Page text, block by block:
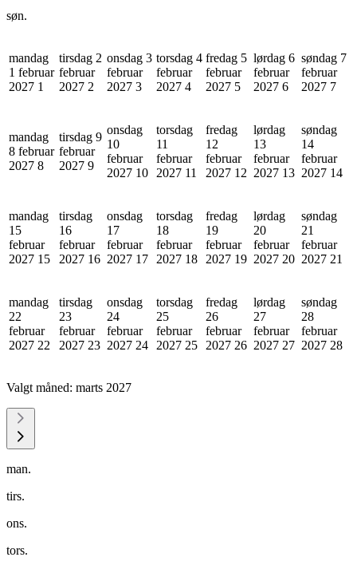
søn.
mandag
1 februar
2027 1
tirsdag 2
februar
2027 2
onsdag 3
februar
2027 3
torsdag 4
februar
2027 4
fredag 5
februar
2027 5
lørdag 6
februar
2027 6
søndag 7
februar
2027 7
mandag
8 februar
2027 8
tirsdag 9
februar
2027 9
onsdag
10
februar
2027 10
torsdag
11
februar
2027 11
fredag
12
februar
2027 12
lørdag
13
februar
2027 13
søndag
14
februar
2027 14
mandag
15
februar
2027 15
tirsdag
16
februar
2027 16
onsdag
17
februar
2027 17
torsdag
18
februar
2027 18
fredag
19
februar
2027 19
lørdag
20
februar
2027 20
søndag
21
februar
2027 21
mandag
22
februar
2027 22
tirsdag
23
februar
2027 23
onsdag
24
februar
2027 24
torsdag
25
februar
2027 25
fredag
26
februar
2027 26
lørdag
27
februar
2027 27
søndag
28
februar
2027 28
Valgt måned: marts 2027
man.
tirs.
ons.
tors.